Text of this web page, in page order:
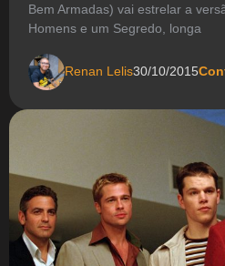
Bem Armadas) vai estrelar a
Homens e um Segredo, longa
Renan Lelis30/10/2015